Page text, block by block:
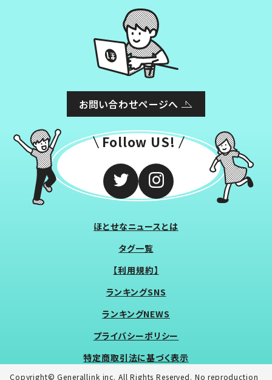
お問い合わせページへ
Follow US!
ほとせなニュースとは
タグ一覧
【利用規約】
ランキングSNS
ランキングNEWS
プライバシーポリシー
特定商取引法に基づく表示
Copyright© Generallink inc. All Rights Reserved. No reproduction